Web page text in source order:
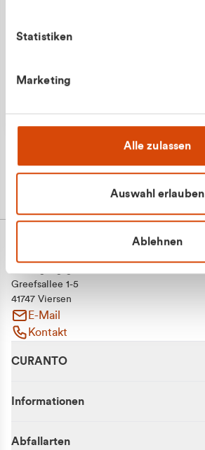
Statistiken
Marketing
Alle zulassen
Auswahl erlauben
Ablehnen
Greefsallee 1-5
41747 Viersen
E-Mail
Kontakt
CURANTO
Informationen
Abfallarten